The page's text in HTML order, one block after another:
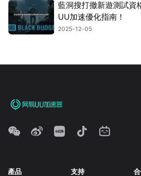
藍洞搜打撤新遊測試資
UU加速優化指南！
2025-12-05
產品 支持